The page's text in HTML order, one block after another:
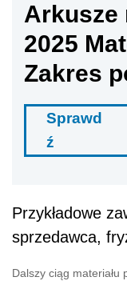
Arkusze
2025
Zakres
Sprawd
ź
Przykładowe
sprzedawca,
Dalszy ciąg materiału